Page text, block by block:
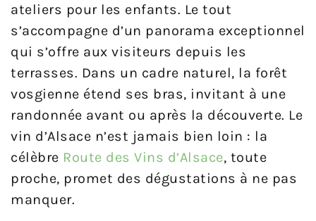
ateliers pour les enfants. Le tout
s’accompagne d’un panorama exceptionnel
qui s’offre aux visiteurs depuis les
terrasses. Dans un cadre naturel, la forêt
vosgienne étend ses bras, invitant à une
randonnée avant ou après la découverte. Le
vin d’Alsace n’est jamais bien loin : la
célèbre Route des Vins d’Alsace, toute
proche, promet des dégustations à ne pas
manquer.